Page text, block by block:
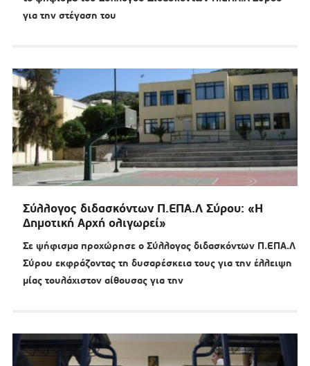
για την στέγαση του
Σύλλογος διδασκόντων Π.ΕΠΑ.Λ Σύρου: «Η
Δημοτική Αρχή ολιγωρεί»
Σε ψήφισμα προχώρησε ο Σύλλογος διδασκόντων Π.ΕΠΑ.Λ
Σύρου εκφράζοντας τη δυσαρέσκεια τους για την έλλειψη
μίας τουλάχιστον αίθουσας για την